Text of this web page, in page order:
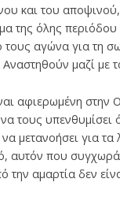
και του αποψινού,
της όλης
τους αγώνα για τη
μαζί με
αφιερωμένη
να τους
μετανοήσει για
αυτόν που συγχωρά
την αμαρτία δεν